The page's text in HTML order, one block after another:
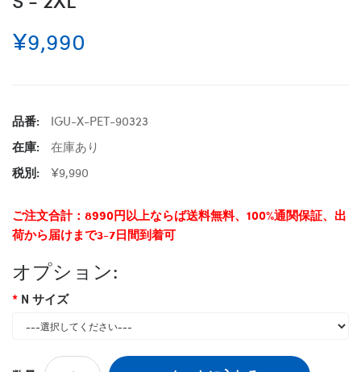
¥9,990
品番:
IGU-X-PET-90323
在庫:
在庫あり
税別:
¥9,990
ご注文合計：8990円以上ならば送料無料、100%通関保証、出
荷から届けまで3-7日間到着可
オプション:
N サイズ